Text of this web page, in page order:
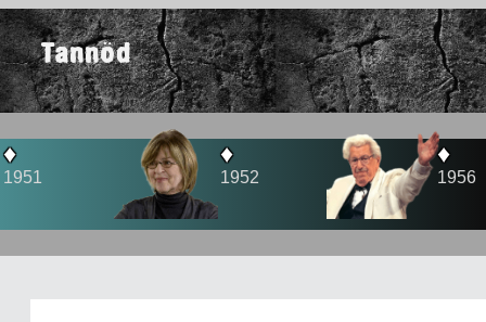
Tannöd
♦
1952
♦
1956